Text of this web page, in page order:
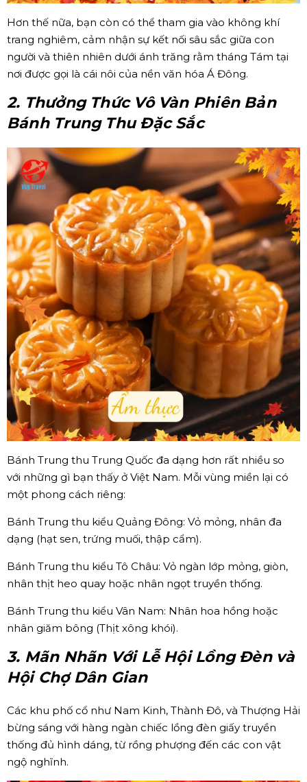
Hơn thế nữa, bạn còn có thể tham gia vào không khí
trang nghiêm, cảm nhận sự kết nối sâu sắc giữa con
người và thiên nhiên dưới ánh trăng rằm tháng Tám tại
nơi được gọi là cái nôi của nền văn hóa Á Đông.
2. Thưởng Thức Vô Vàn Phiên Bản
Bánh Trung Thu Đặc Sắc
Bánh Trung thu Trung Quốc đa dạng hơn rất nhiều so
với những gì bạn thấy ở Việt Nam. Mỗi vùng miền lại có
một phong cách riêng:
Bánh Trung thu kiểu Quảng Đông: Vỏ mỏng, nhân đa
dạng (hạt sen, trứng muối, thập cẩm).
Bánh Trung thu kiểu Tô Châu: Vỏ ngàn lớp mỏng, giòn,
nhân thịt heo quay hoặc nhân ngọt truyền thống.
Bánh Trung thu kiểu Vân Nam: Nhân hoa hồng hoặc
nhân giăm bông (Thịt xông khói).
3. Mãn Nhãn Với Lễ Hội Lồng Đèn và
Hội Chợ Dân Gian
Các khu phố cổ như Nam Kinh, Thành Đô, và Thượng Hải
bừng sáng với hàng ngàn chiếc lồng đèn giấy truyền
thống đủ hình dáng, từ rồng phượng đến các con vật
ngộ nghĩnh.